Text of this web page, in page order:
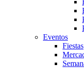
Eventos
Fiestas